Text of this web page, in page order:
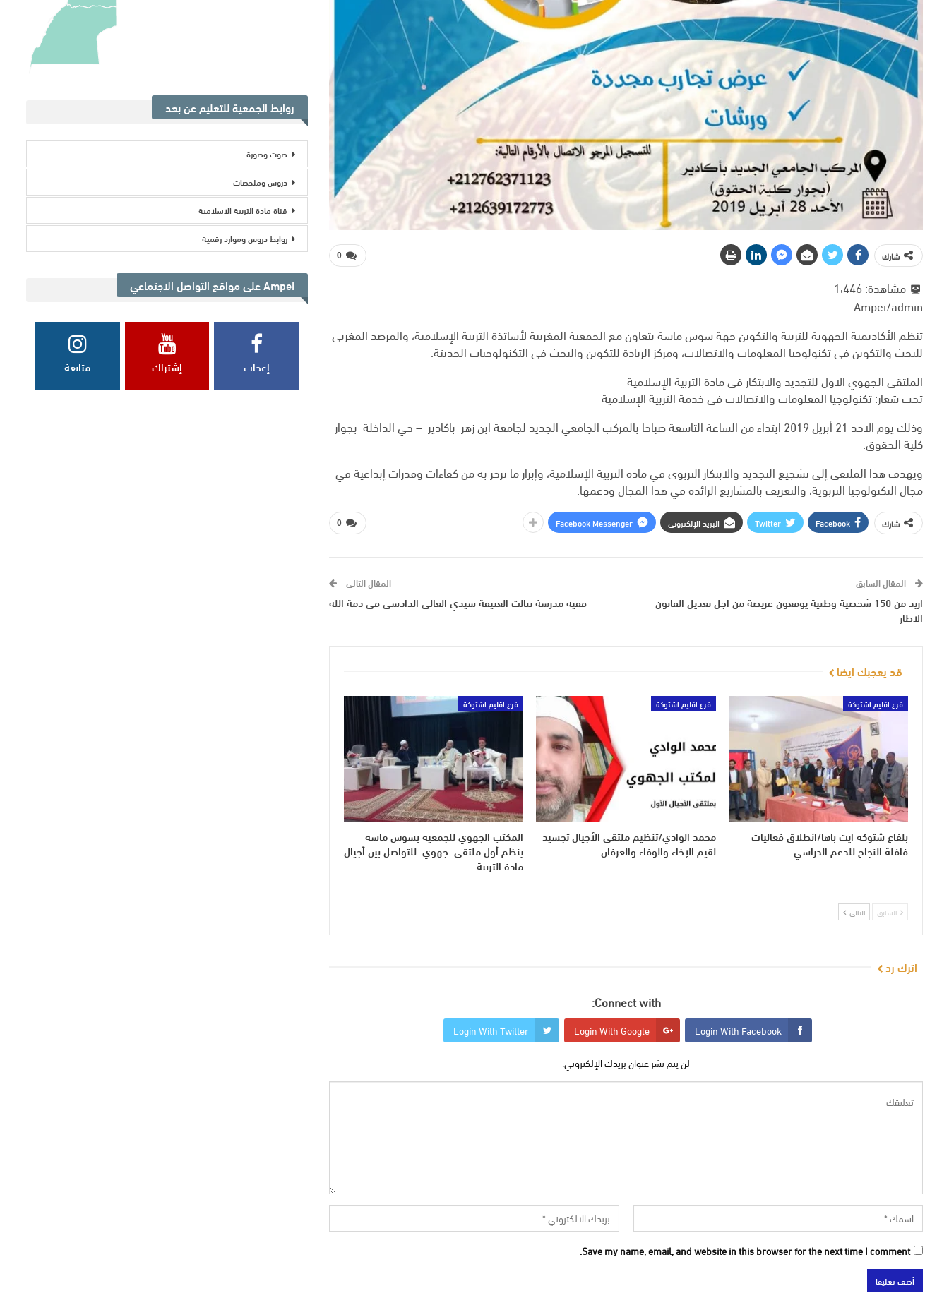
0 شارك
مشاهدة:1٬446
Ampei/admin
تنظم الأكاديمية الجهوية للتربية والتكوين جهة سوس ماسة بتعاون مع الجمعية المغربية لأساتذة التربية الإسلامية، والمرصد المغربي
للبحث والتكوين في تكنولوجيا المعلومات والاتصالات، ومركز الريادة للتكوين والبحث في التكنولوجيات الحديثة.
الملتقى الجهوي الاول للتجديد والابتكار في مادة التربية الإسلامية
تحت شعار: تكنولوجيا المعلومات والاتصالات في خدمة التربية الإسلامية
وذلك يوم الاحد 21 أبريل 2019 ابتداء من الساعة التاسعة صباحا بالمركب الجامعي الجديد لجامعة ابن زهر باكادير – حي الداخلة بجوار
كلية الحقوق.
ويهدف هذا الملتقى إلى تشجيع التجديد والابتكار التربوي في مادة التربية الإسلامية، وإبراز ما تزخر به من كفاءات وقدرات إبداعية في
مجال التكنولوجيا التربوية، والتعريف بالمشاريع الرائدة في هذا المجال ودعمها.
0 شارك Facebook
Twitter البريد الإلكتروني Facebook Messenger
المقال السابق
ازيد من 150 شخصية وطنية يوقعون عريضة من اجل تعديل القانون
الاطار
المقال التالي
فقيه مدرسة تنالت العتيقة سيدي الغالي الدادسي في ذمة الله
قد يعجبك ايضا
فرع اقليم اشتوكة
بلفاع شتوكة ايت باها/انطلاق فعاليات
فافلة النجاح للدعم الدراسي
فرع اقليم اشتوكة
محمد الوادي/تنظيم ملتقى الأجيال تجسيد
لقيم الإخاء والوفاء والعرفان
فرع اقليم اشتوكة
المكتب الجهوي للجمعية بسوس ماسة
ينظم أول ملتقى جهوي للتواصل بين أجيال
مادة التربية…
السابق التالي
اترك رد
Connect with:
Login With Facebook
Login With Google
Login With Twitter
لن يتم نشر عنوان بريدك الإلكتروني.
Save my name, email, and website in this browser for the next time I comment.
روابط الجمعية للتعليم عن بعد
صوت وصورة
دروس وملخصات
قناة مادة التربية الاسلامية
روابط دروس وموارد رقمية
Ampei على مواقع التواصل الاجتماعي
إعجاب إشتراك متابعة